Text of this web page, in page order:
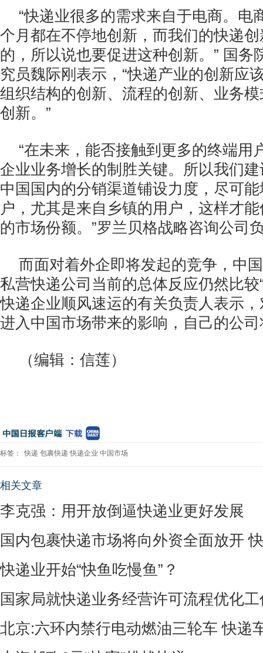
“快递业很多的需求来自于电商。电
个月都在不停地创新，而我们的快递
的，所以说也要促进这种创新。” 国务
究员魏际刚表示，“快递产业的创新应
组织结构的创新、流程的创新、业务
创新。”
“在未来，能否接触到更多的终端用
企业业务增长的制胜关键。所以我们
中国国内的分销渠道铺设力度，尽可
户，尤其是来自乡镇的用户，这样才
的市场份额。”罗兰贝格战略咨询公司
而面对着外企即将发起的竞争，中
私营快递公司当前的总体反应仍然比较
快递企业顺风速运的有关负责人表示
进入中国市场带来的影响，自己的公司
（编辑：信莲）
标签： 快递 包裹快递 快递企业 中国市场
相关文章
李克强：用开放倒逼快递业更好发展
国内包裹快递市场将向外资全面放开
快递业开始“快鱼吃慢鱼”？
国家局就快递业务经营许可流程优化
北京:六环内禁行电动燃油三轮车 快递